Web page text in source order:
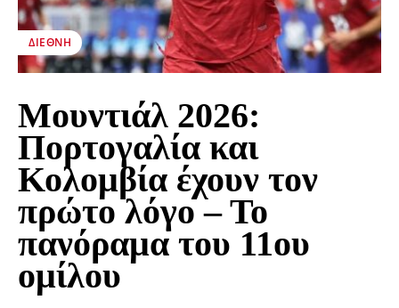
ΔΙΕΘΝΉ
Μουντιάλ 2026:
Πορτογαλία και
Κολομβία έχουν τον
πρώτο λόγο – Το
πανόραμα του 11ου
ομίλου